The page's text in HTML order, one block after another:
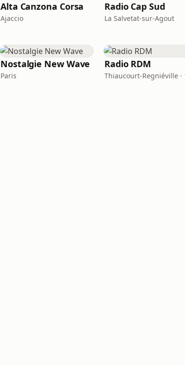
Alta Canzona Corsa
Ajaccio
Radio Cap Sud
La Salvetat-sur-Agout
Nostalgie New Wave
Paris
Radio RDM